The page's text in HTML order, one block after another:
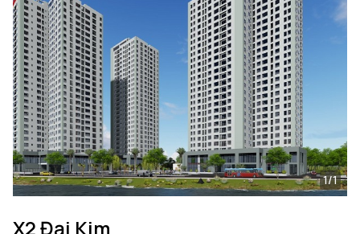
1/1
X2 Đại Kim